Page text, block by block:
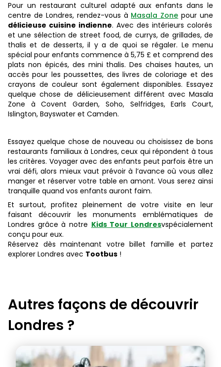
Pour un restaurant culturel adapté aux enfants dans le
centre de Londres, rendez-vous à Masala Zone pour une
délicieuse cuisine indienne. Avec des intérieurs colorés
et une sélection de street food, de currys, de grillades, de
thalis et de desserts, il y a de quoi se régaler. Le menu
spécial pour enfants commence à 5,75 £ et comprend des
plats non épicés, des mini thalis. Des chaises hautes, un
accès pour les poussettes, des livres de coloriage et des
crayons de couleur sont également disponibles. Essayez
quelque chose de délicieusement différent avec Masala
Zone à Covent Garden, Soho, Selfridges, Earls Court,
Islington, Bayswater et Camden.
Essayez quelque chose de nouveau ou choisissez de bons
restaurants familiaux à Londres, ceux qui répondent à tous
les critères. Voyager avec des enfants peut parfois être un
vrai défi, alors mieux vaut prévoir à l’avance où vous allez
manger et réserver votre table en amont. Vous serez ainsi
tranquille quand vos enfants auront faim.
Et surtout, profitez pleinement de votre visite en leur
faisant découvrir les monuments emblématiques de
Londres grâce à notre Kids Tour Londresvspécialement
conçu pour eux.
Réservez dès maintenant votre billet famille et partez
explorer Londres avec Tootbus !
Autres façons de découvrir
Londres ?